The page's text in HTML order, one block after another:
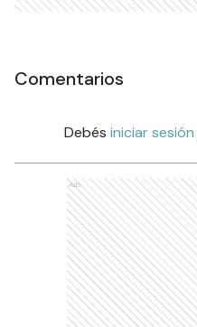
Comentarios
Debés iniciar sesión
Ads